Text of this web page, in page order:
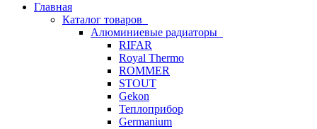
Главная
Каталог товаров
Алюминиевые радиаторы
RIFAR
Royal Thermo
ROMMER
STOUT
Gekon
Теплоприбор
Germanium